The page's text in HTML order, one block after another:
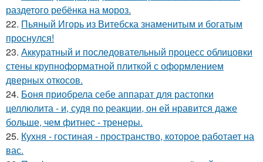
раздетого ребёнка на мороз.
22. Пьяный Игорь из Витебска знаменитым и богатым
проснулся!
23. Аккуратный и последовательный процесс облицовки
стены крупноформатной плиткой с оформлением
дверных откосов.
24. Боня приобрела себе аппарат для растопки
целлюлита - и, судя по реакции, он ей нравится даже
больше, чем фитнес - тренеры.
25. Кухня - гостиная - пространство, которое работает на
вас.